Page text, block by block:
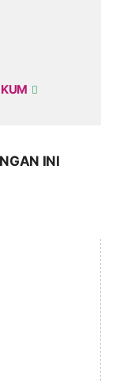
INI